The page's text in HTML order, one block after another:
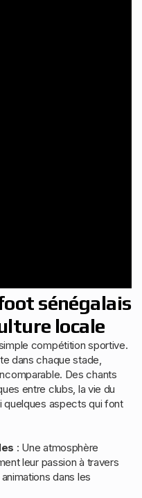
sénégalais
locale
compétition sportive.
dans chaque stade,
Des chants
entre clubs, la vie du
quelques aspects qui font
: Une atmosphère
leur passion à travers
dans les